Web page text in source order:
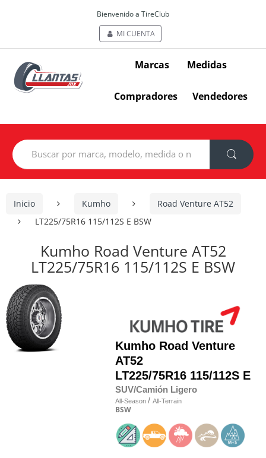
Bienvenido a TireClub
MI CUENTA
Marcas Medidas
Compradores Vendedores
Search
for:
Inicio Kumho
Road Venture AT52
LT225/75R16 115/112S E BSW
Kumho Road Venture AT52
LT225/75R16 115/112S E BSW
Kumho Road Venture
AT52
LT225/75R16 115/112S E
SUV/Camión Ligero
All-Season / All-Terrain
BSW